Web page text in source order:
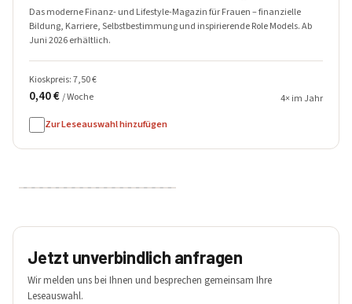
Das moderne Finanz- und Lifestyle-Magazin für Frauen – finanzielle
Bildung, Karriere, Selbstbestimmung und inspirierende Role Models. Ab
Juni 2026 erhältlich.
Kioskpreis: 7,50 €
0,40 €/ Woche 4× im Jahr
Zur Leseauswahl hinzufügen
Jetzt unverbindlich anfragen
Wir melden uns bei Ihnen und besprechen gemeinsam Ihre
Leseauswahl.